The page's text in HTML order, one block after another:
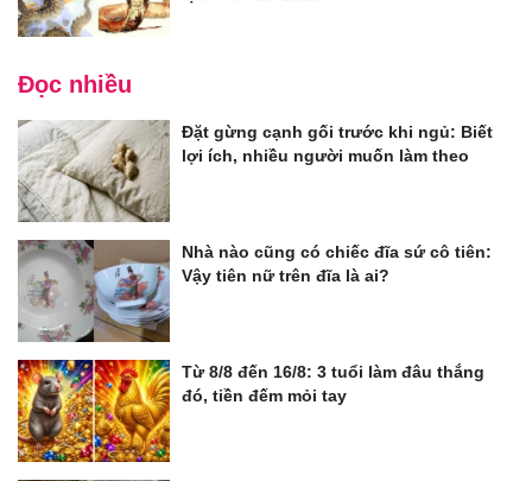
Đọc nhiều
Đặt gừng cạnh gối trước khi ngủ: Biết
lợi ích, nhiều người muốn làm theo
Nhà nào cũng có chiếc đĩa sứ cô tiên:
Vậy tiên nữ trên đĩa là ai?
Từ 8/8 đến 16/8: 3 tuổi làm đâu thắng
đó, tiền đếm mỏi tay